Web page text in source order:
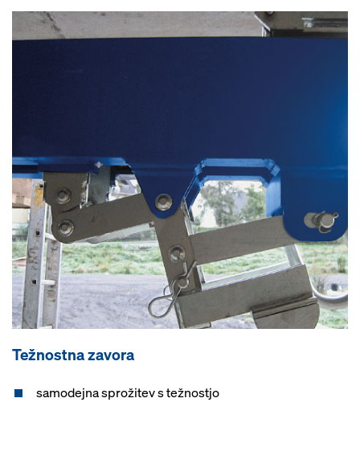
Težnostna zavora
samodejna sprožitev s težnostjo